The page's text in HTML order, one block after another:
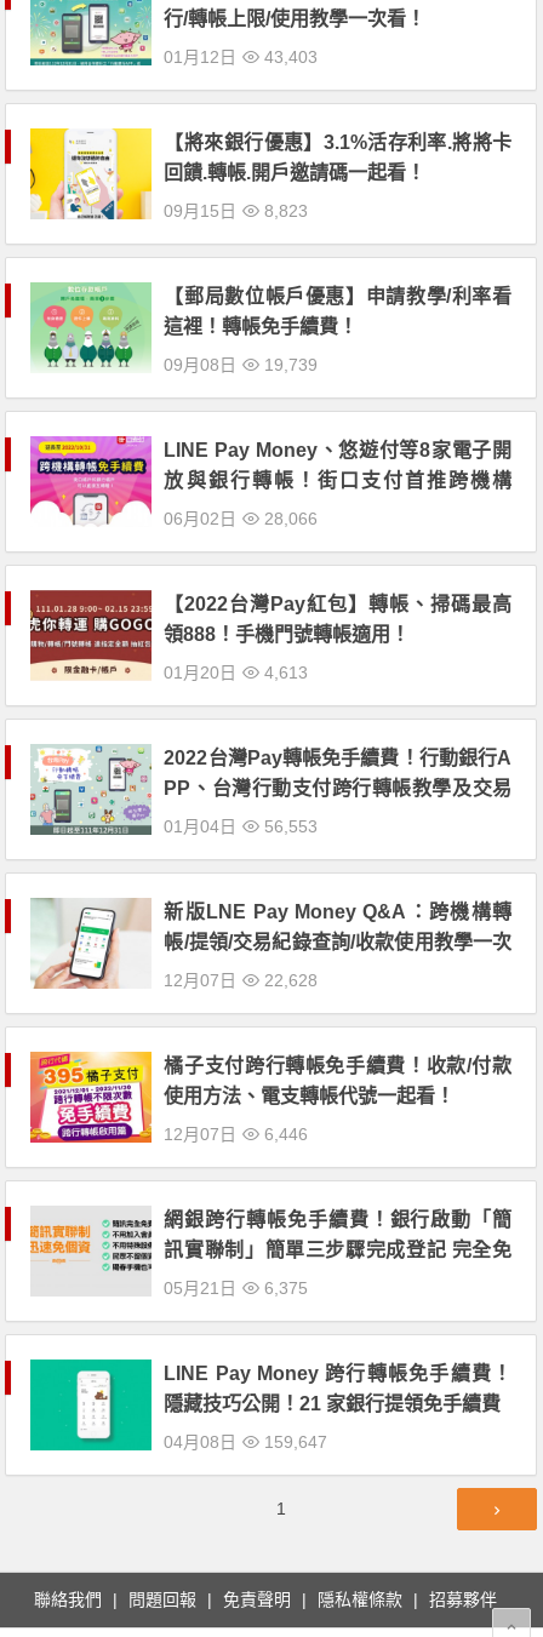
行/轉帳上限/使用教學一次看！
01月12日 43,403
【將來銀行優惠】3.1%活存利率.將將卡
回饋.轉帳.開戶邀請碼一起看！
09月15日 8,823
【郵局數位帳戶優惠】申請教學/利率看
這裡！轉帳免手續費！
09月08日 19,739
LINE Pay Money、悠遊付等8家電子開
放與銀行轉帳！街口支付首推跨機構
「轉帳免手續費」優惠
06月02日 28,066
【2022台灣Pay紅包】轉帳、掃碼最高
領888！手機門號轉帳適用！
01月20日 4,613
2022台灣Pay轉帳免手續費！行動銀行A
PP、台灣行動支付跨行轉帳教學及交易
限額查詢
01月04日 56,553
新版LNE Pay Money Q&A：跨機構轉
帳/提領/交易紀錄查詢/收款使用教學一次
解析！
12月07日 22,628
橘子支付跨行轉帳免手續費！收款/付款
使用方法、電支轉帳代號一起看！
12月07日 6,446
網銀跨行轉帳免手續費！銀行啟動「簡
訊實聯制」簡單三步驟完成登記 完全免
費！
05月21日 6,375
LINE Pay Money 跨行轉帳免手續費！
隱藏技巧公開！21 家銀行提領免手續費
04月08日 159,647
1
聯絡我們 問題回報 免責聲明 隱私權條款 招募夥伴